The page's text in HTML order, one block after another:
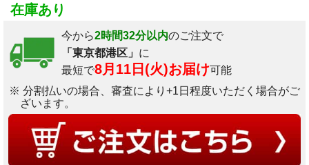
在庫あり
今から2時間32分以内のご注文で
「東京都港区」 に
最短で8月11日(火)お届け可能
※ 分割払いの場合、審査により+1日程度いただく場合がご
ざいます。